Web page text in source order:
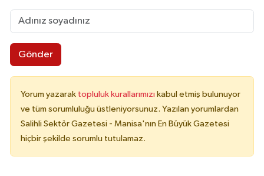
Gönder
Yorum yazarak topluluk kurallarımızı kabul etmiş bulunuyor
ve tüm sorumluluğu üstleniyorsunuz. Yazılan yorumlardan
Salihli Sektör Gazetesi - Manisa'nın En Büyük Gazetesi
hiçbir şekilde sorumlu tutulamaz.